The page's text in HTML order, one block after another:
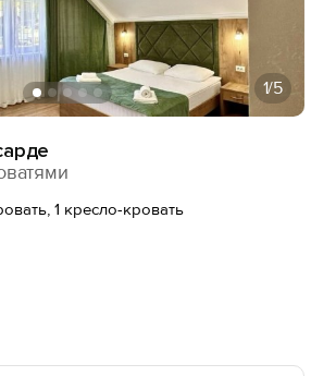
1/5
1 кресло-кровать